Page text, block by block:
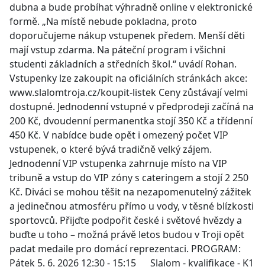
dubna a bude probíhat výhradně online v elektronické
formě. „Na místě nebude pokladna, proto
doporučujeme nákup vstupenek předem. Menší děti
mají vstup zdarma. Na páteční program i všichni
studenti základních a středních škol.“ uvádí Rohan.
Vstupenky lze zakoupit na oficiálních stránkách akce:
www.slalomtroja.cz/koupit-listek Ceny zůstávají velmi
dostupné. Jednodenní vstupné v předprodeji začíná na
200 Kč, dvoudenní permanentka stojí 350 Kč a třídenní
450 Kč. V nabídce bude opět i omezený počet VIP
vstupenek, o které bývá tradičně velký zájem.
Jednodenní VIP vstupenka zahrnuje místo na VIP
tribuně a vstup do VIP zóny s cateringem a stojí 2 250
Kč. Diváci se mohou těšit na nezapomenutelný zážitek
a jedinečnou atmosféru přímo u vody, v těsné blízkosti
sportovců. Přijďte podpořit české i světové hvězdy a
buďte u toho – možná právě letos budou v Troji opět
padat medaile pro domácí reprezentaci. PROGRAM:
Pátek 5. 6. 2026 12:30 - 15:15 Slalom - kvalifikace - K1